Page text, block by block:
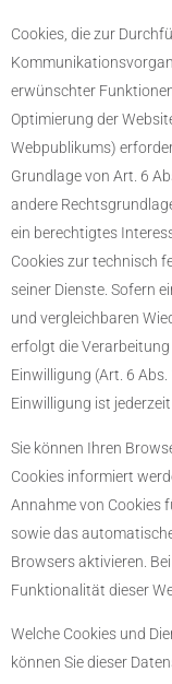
Cookies, die zur
erwünschter
Optimierung der
Webpublikums)
Grundlage von Art. 6
andere
ein berechtigtes
Cookies zur technisch
seiner Dienste. Sofern
und vergleichbaren
erfolgt die
Einwilligung (Art. 6 Abs.
Einwilligung ist
Sie können Ihren
Cookies informiert
Annahme von Cookies
sowie das
Browsers aktivieren.
Funktionalität dieser
Welche Cookies und
können Sie dieser